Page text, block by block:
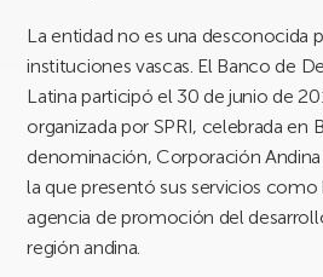
La entidad no es una desconocida
instituciones vascas. El Banco de
Latina participó el 30 de junio de
organizada por SPRI, celebrada en
denominación, Corporación
la que presentó sus servicios
agencia de promoción del
región andina.